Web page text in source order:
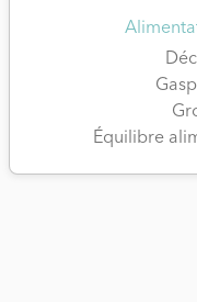
Équilibre